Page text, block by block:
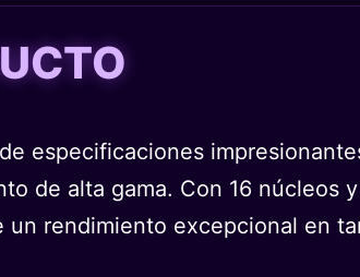
especificaciones
de alta gama. Con 16 núcleos
rendimiento excepcional en